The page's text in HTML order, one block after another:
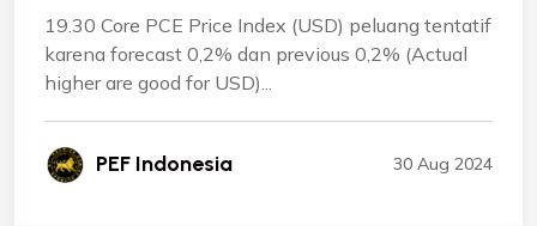
19.30 Core PCE Price Index (USD) peluang tentatif
karena forecast 0,2% dan previous 0,2% (Actual
higher are good for USD)...
PEF Indonesia 30 Aug 2024